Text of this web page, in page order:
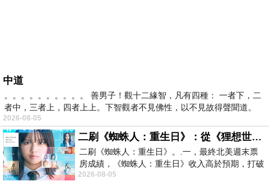
中道
。。。。。。。。。。 善男子！觀十二緣智，凡有四種： 一者下，二
者中，三者上，四者上上。下智觀者不見佛性，以不見故得聲聞道。
2026-08-05
二刷《蜘蛛人：重生日》：從《狸想世界》到《怪奇物語》
二刷《蜘蛛人：重生日》。.一，最終北美週末票
房成績，《蜘蛛人：重生日》收入高於預期，打破
《復仇者聯盟：終局之戰》記錄，成為
2026-08-05